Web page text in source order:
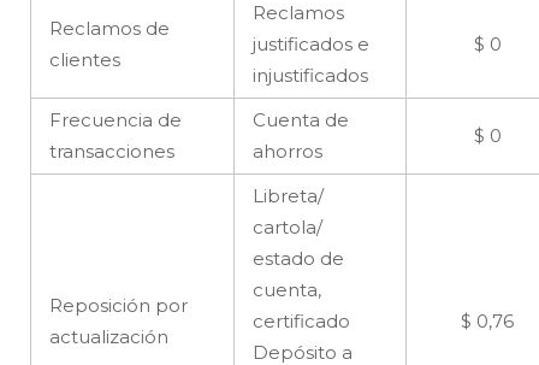
Reclamos de
clientes
Reclamos
justificados e
injustificados
$ 0
Frecuencia de
transacciones
Cuenta de
ahorros
$ 0
Reposición por
actualización
Libreta/
cartola/
estado de
cuenta,
certificado
Depósito a
$ 0,76